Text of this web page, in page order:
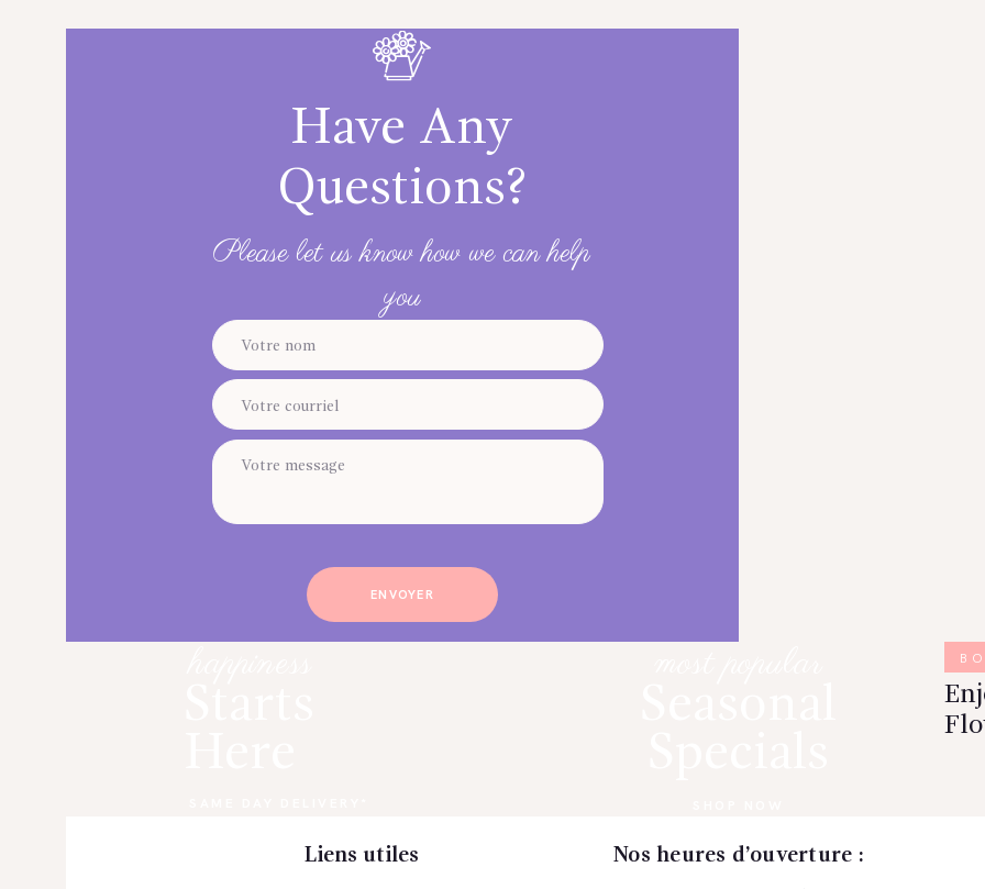
Have Any
Questions?
Please let us know how we can help
you
Liens utiles Nos heures d’ouverture :